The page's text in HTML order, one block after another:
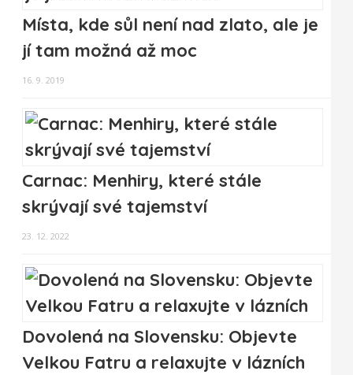
Místa, kde sůl není nad zlato, ale je
jí tam možná až moc
16. 9. 2019
Carnac: Menhiry, které stále
skrývají své tajemství
23. 12. 2022
Dovolená na Slovensku: Objevte
Velkou Fatru a relaxujte v lázních